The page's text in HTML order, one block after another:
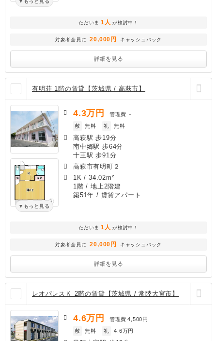
もっと見る
ただいま 1人 が検討中！
対象者全員に 20,000円 キャッシュバック
詳細を見る
有明荘 1階の賃貸【茨城県 / 高萩市】
もっと見る
4.3万円 管理費 －
敷
無料 礼 無料
高萩駅 歩19分
南中郷駅 歩64分
十王駅 歩91分
高萩市有明町２
1K /34.02m²
1階 / 地上2階建
築51年 / 賃貸アパート
ただいま 1人 が検討中！
対象者全員に 20,000円 キャッシュバック
詳細を見る
レオパレスＫ 2階の賃貸【茨城県 / 常陸大宮市】
4.6万円 管理費 4,500円
敷
無料 礼 4.6万円